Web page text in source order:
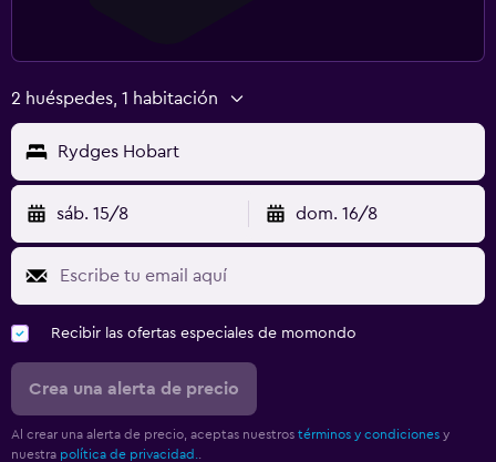
2 huéspedes, 1 habitación
Rydges Hobart
sáb. 15/8 dom. 16/8
Recibir las ofertas especiales de momondo
Crea una alerta de precio
Al crear una alerta de precio, aceptas nuestros términos y condiciones y
nuestra política de privacidad.